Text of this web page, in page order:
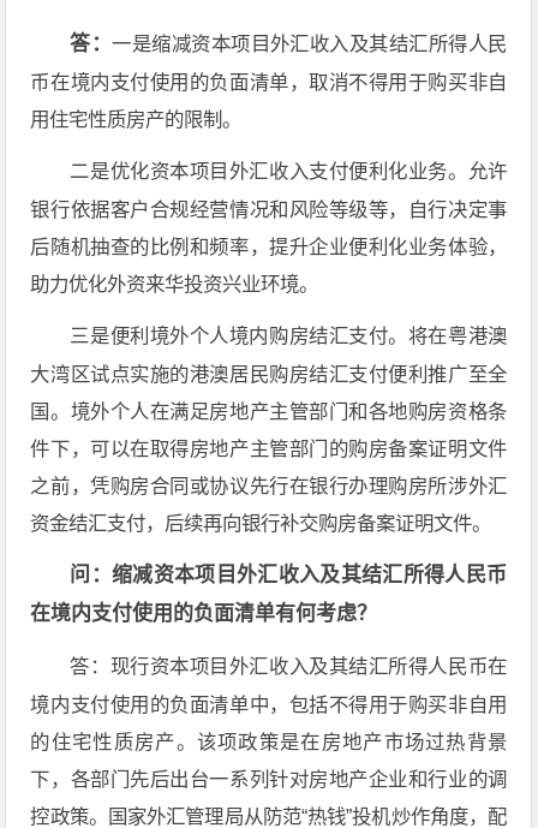
答：一是缩减资本项目外汇收入及其结汇所得人民
币在境内支付使用的负面清单，取消不得用于购买非自
用住宅性质房产的限制。
二是优化资本项目外汇收入支付便利化业务。允许
银行依据客户合规经营情况和风险等级等，自行决定事
后随机抽查的比例和频率，提升企业便利化业务体验，
助力优化外资来华投资兴业环境。
三是便利境外个人境内购房结汇支付。将在粤港澳
大湾区试点实施的港澳居民购房结汇支付便利推广至全
国。境外个人在满足房地产主管部门和各地购房资格条
件下，可以在取得房地产主管部门的购房备案证明文件
之前，凭购房合同或协议先行在银行办理购房所涉外汇
资金结汇支付，后续再向银行补交购房备案证明文件。
问：缩减资本项目外汇收入及其结汇所得人民币
在境内支付使用的负面清单有何考虑？
答：现行资本项目外汇收入及其结汇所得人民币在
境内支付使用的负面清单中，包括不得用于购买非自用
的住宅性质房产。该项政策是在房地产市场过热背景
下，各部门先后出台一系列针对房地产企业和行业的调
控政策。国家外汇管理局从防范“热钱”投机炒作角度，配